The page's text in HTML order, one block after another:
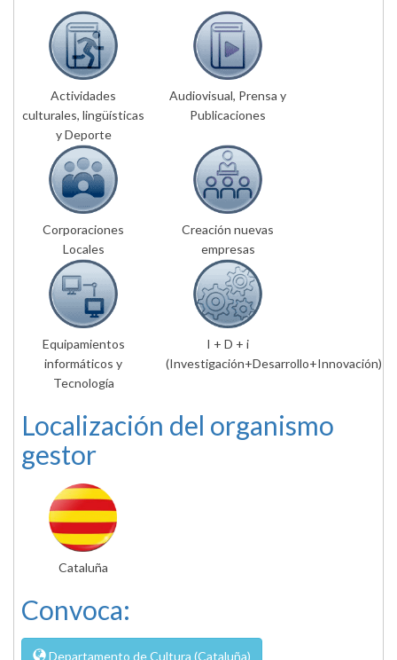
Actividades
culturales, lingüísticas
y Deporte
Audiovisual, Prensa y
Publicaciones
Corporaciones
Locales
Creación nuevas
empresas
Equipamientos
informáticos y
Tecnología
I + D + i
(Investigación+Desarrollo+Innovación)
Localización del organismo
gestor
Cataluña
Convoca:
Departamento de Cultura (Cataluña)